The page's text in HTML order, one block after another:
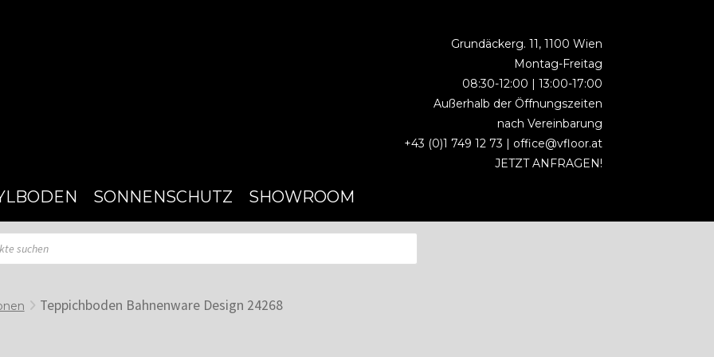
Grundäckerg. 11, 1100 Wien
Montag-Freitag
08:30-12:00 | 13:00-17:00
Außerhalb der Öffnungszeiten
nach Vereinbarung
+43 (0)1 749 12 73 | office@vfloor.at
JETZT ANFRAGEN!
SONNENSCHUTZ SHOWROOM
Teppichboden Bahnenware Design 24268